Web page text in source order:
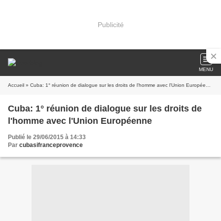
Publicité
MENU
Accueil » Cuba: 1° réunion de dialogue sur les droits de l'homme avec l'Union Européenne
Cuba: 1° réunion de dialogue sur les droits de
l'homme avec l'Union Européenne
Publié le 29/06/2015 à 14:33
Par cubasifranceprovence